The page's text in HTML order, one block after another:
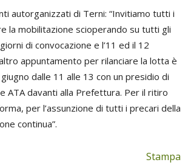
autorganizzati di Terni: “Invitiamo tutti i
la mobilitazione scioperando su tutti gli
di convocazione e l’11 ed il 12
appuntamento per rilanciare la lotta è
dalle 11 alle 13 con un presidio di
ATA davanti alla Prefettura. Per il ritiro
per l’assunzione di tutti i precari della
continua”.
Stampa